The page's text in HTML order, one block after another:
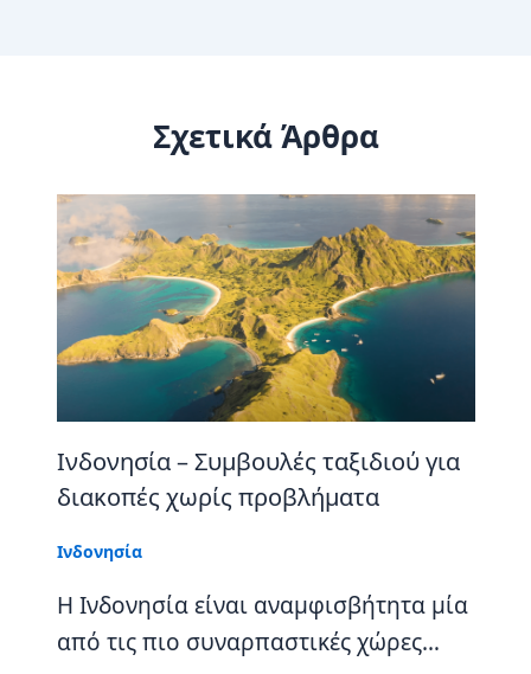
Σχετικά Άρθρα
Ινδονησία – Συμβουλές ταξιδιού για
διακοπές χωρίς προβλήματα
Ινδονησία
Η Ινδονησία είναι αναμφισβήτητα μία
από τις πιο συναρπαστικές χώρες…